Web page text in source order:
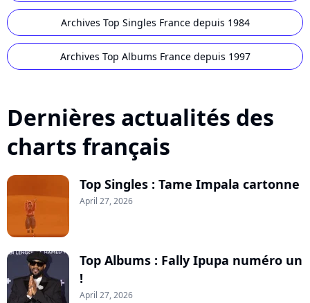
Archives Top Singles France depuis 1984
Archives Top Albums France depuis 1997
Dernières actualités des
charts français
Top Singles : Tame Impala cartonne
April 27, 2026
Top Albums : Fally Ipupa numéro un
!
April 27, 2026